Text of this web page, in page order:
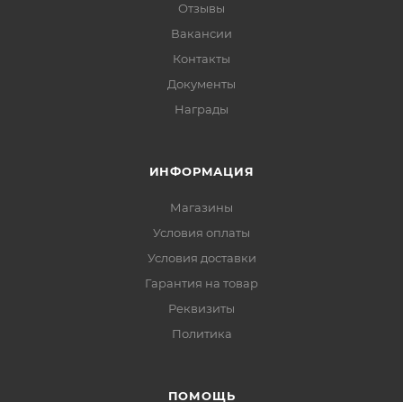
Отзывы
Вакансии
Контакты
Документы
Награды
ИНФОРМАЦИЯ
Магазины
Условия оплаты
Условия доставки
Гарантия на товар
Реквизиты
Политика
ПОМОЩЬ